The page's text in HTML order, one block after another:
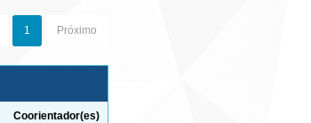
1 Próximo
Coorientador(es)